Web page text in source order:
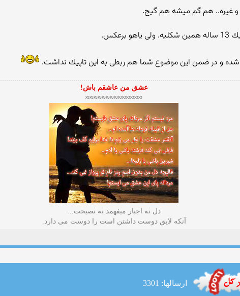
و غیره.. هم گم میشه هم گیج.
شده و در ضمن این موضوع شما هم ربطی به این تاپیك نداشت.
عشق من عاشقم باش!
≈≈≈≈≈≈≈≈≈≈≈≈≈≈
دل نه اجبار میفهمد نه نصیحت...
آنکه لایق دوست داشتن است را دوست می دارد.
ارسالها: 3301